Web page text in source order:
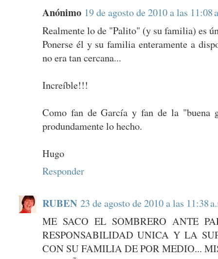
Anónimo 19 de agosto de 2010 a las 11:08
Realmente lo de "Palito" (y su familia) es
Ponerse él y su familia enteramente a
no era tan cercana...
Increíble!!!
Como fan de García y fan de la "buena
produndamente lo hecho.
Hugo
Responder
RUBEN 23 de agosto de 2010 a las 11:38
ME SACO EL SOMBRERO ANTE
RESPONSABILIDAD UNICA Y LA
CON SU FAMILIA DE POR MEDIO...